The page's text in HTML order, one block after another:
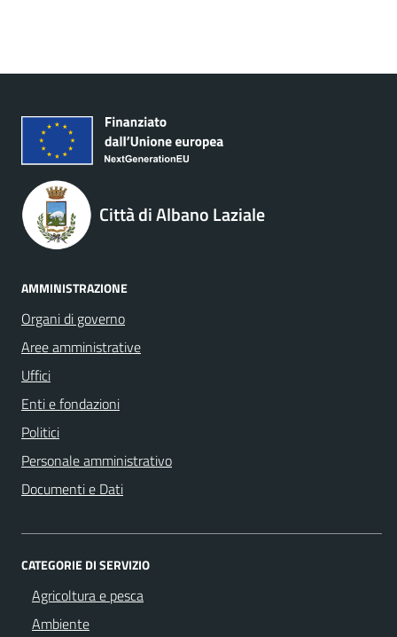
Città di Albano Laziale
AMMINISTRAZIONE
Organi di governo
Aree amministrative
Uffici
Enti e fondazioni
Politici
Personale amministrativo
Documenti e Dati
CATEGORIE DI SERVIZIO
Agricoltura e pesca
Ambiente